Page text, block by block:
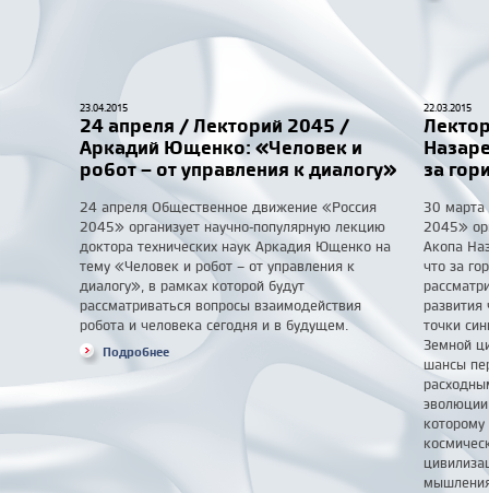
23.04.2015
24 апреля / Лекторий 2045 /
Аркадий Ющенко: «Человек и
робот – от управления к диалогу»
24 апреля Общественное движение «Россия
2045» организует научно-популярную лекцию
доктора технических наук Аркадия Ющенко на
тему «Человек и робот – от управления к
диалогу», в рамках которой будут
рассматриваться вопросы взаимодействия
робота и человека сегодня и в будущем.
Подробнее
22.03.2015
за
30 марта
2045»
Акопа
что за
точки
Земной
шансы
которому